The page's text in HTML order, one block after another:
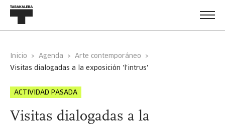
Inicio Agenda
Arte contemporáneo
visitas dialogadas a la exposición 'l'intrus'
ACTIVIDAD PASADA
Visitas dialogadas a la